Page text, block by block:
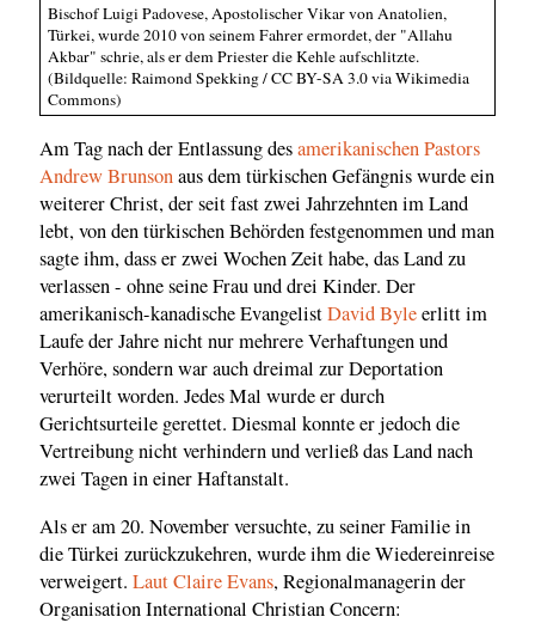
Bischof Luigi Padovese, Apostolischer Vikar von Anatolien,
Türkei, wurde 2010 von seinem Fahrer ermordet, der "Allahu
Akbar" schrie, als er dem Priester die Kehle aufschlitzte.
(Bildquelle: Raimond Spekking / CC BY-SA 3.0 via Wikimedia
Commons)
Am Tag nach der Entlassung desamerikanischen Pastors
Andrew Brunsonaus dem türkischen Gefängnis wurde ein
weiterer Christ, der seit fast zwei Jahrzehnten im Land
lebt, von den türkischen Behörden festgenommen und man
sagte ihm, dass er zwei Wochen Zeit habe, das Land zu
verlassen - ohne seine Frau und drei Kinder. Der
amerikanisch-kanadische EvangelistDavid Byleerlitt im
Laufe der Jahre nicht nur mehrere Verhaftungen und
Verhöre, sondern war auch dreimal zur Deportation
verurteilt worden. Jedes Mal wurde er durch
Gerichtsurteile gerettet. Diesmal konnte er jedoch die
Vertreibung nicht verhindern und verließ das Land nach
zwei Tagen in einer Haftanstalt.
Als er am 20. November versuchte, zu seiner Familie in
die Türkei zurückzukehren, wurde ihm die Wiedereinreise
verweigert. Laut Claire Evans, Regionalmanagerin der
Organisation International Christian Concern: